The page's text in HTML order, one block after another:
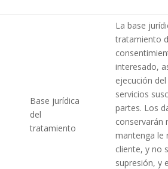
Base jurídica
del
tratamiento
La base
tratamiento
interesado,
ejecución
servicios
partes. Los
conservarán
mantenga le
cliente, y no
supresión, y